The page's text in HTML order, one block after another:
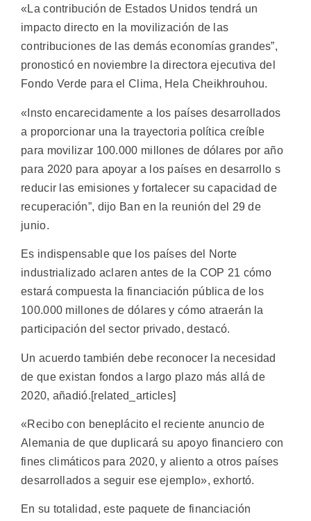
«La contribución de Estados Unidos tendrá un
impacto directo en la movilización de las
contribuciones de las demás economías grandes”,
pronosticó en noviembre la directora ejecutiva del
Fondo Verde para el Clima, Hela Cheikhrouhou.
«Insto encarecidamente a los países desarrollados
a proporcionar una la trayectoria política creíble
para movilizar 100.000 millones de dólares por año
para 2020 para apoyar a los países en desarrollo s
reducir las emisiones y fortalecer su capacidad de
recuperación”, dijo Ban en la reunión del 29 de
junio.
Es indispensable que los países del Norte
industrializado aclaren antes de la COP 21 cómo
estará compuesta la financiación pública de los
100.000 millones de dólares y cómo atraerán la
participación del sector privado, destacó.
Un acuerdo también debe reconocer la necesidad
de que existan fondos a largo plazo más allá de
2020, añadió.[related_articles]
«Recibo con beneplácito el reciente anuncio de
Alemania de que duplicará su apoyo financiero con
fines climáticos para 2020, y aliento a otros países
desarrollados a seguir ese ejemplo», exhortó.
En su totalidad, este paquete de financiación